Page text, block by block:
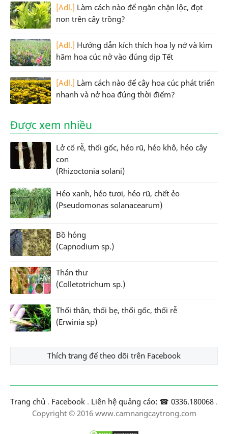
[Adl.] Làm cách nào để ngăn chặn lộc, đọt
non trên cây trồng?
[Adl.] Hướng dẫn kích thích hoa ly nở và kìm
hãm hoa cúc nở vào đúng dịp Tết
[Adl.] Làm cách nào để cây hoa cúc phát triển
nhanh và nở hoa đúng thời điểm?
Được xem nhiều
Lở cổ rễ, thối gốc, héo rũ, héo khô, héo cây
con
(Rhizoctonia solani)
Héo xanh, héo tươi, héo rũ, chết ẻo
(Pseudomonas solanacearum)
Bồ hóng
(Capnodium sp.)
Thán thư
(Colletotrichum sp.)
Thối thân, thối bẹ, thối gốc, thối rễ
(Erwinia sp)
Thích trang để theo dõi trên Facebook
Trang chủ . Facebook . Liên hệ quảng cáo: ☎ 0336.180068 .
Copyright © 2016 www.camnangcaytrong.com